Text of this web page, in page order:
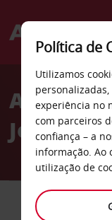
Welcome
AvisAluguer
Jouppi
CARRO
Política de
Utilizamos
experiência no
com parceiros
confiança – a
informação. Ao
utilização de